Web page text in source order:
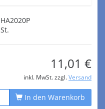
HA2020P
St.
11,01 €
inkl. MwSt. zzgl. Versand
In den Warenkorb